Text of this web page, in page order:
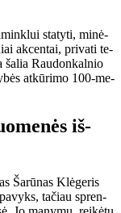
sta­ty­ti, mi­nė­
ak­cen­tai, pri­va­ti te­
ša­lia Rau­don­kal­nio
at­kū­ri­mo 100-me­
iš­
Ša­rū­nas Klė­ge­ris
ta­čiau spren­